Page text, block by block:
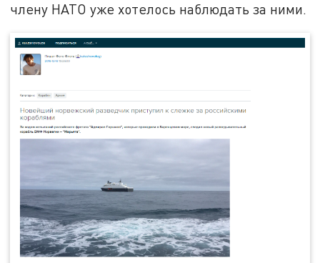
члену НАТО уже хотелось наблюдать за ними.